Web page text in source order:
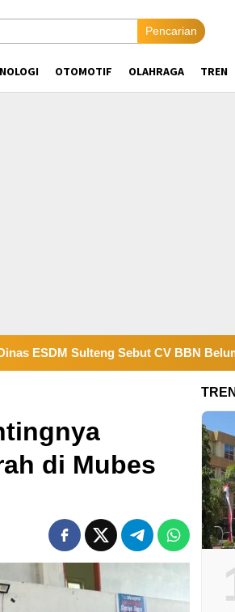
Pencarian
OTOMOTIF OLAHRAGA TREN
Sebut CV BBN Belum Selesaikan
di Mubes